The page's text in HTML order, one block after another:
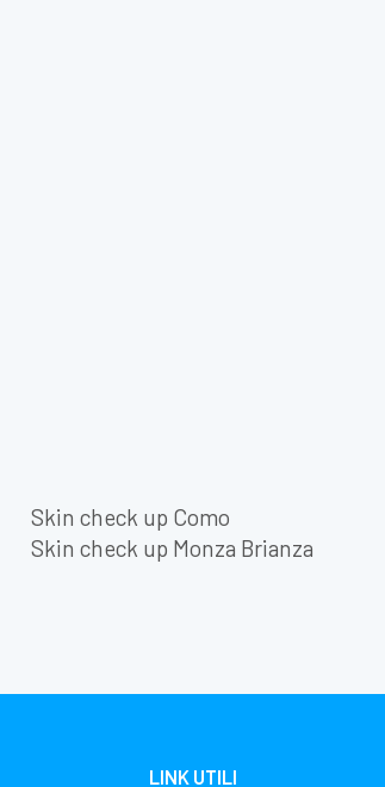
Skin check up Como
Skin check up Monza Brianza
LINK UTILI